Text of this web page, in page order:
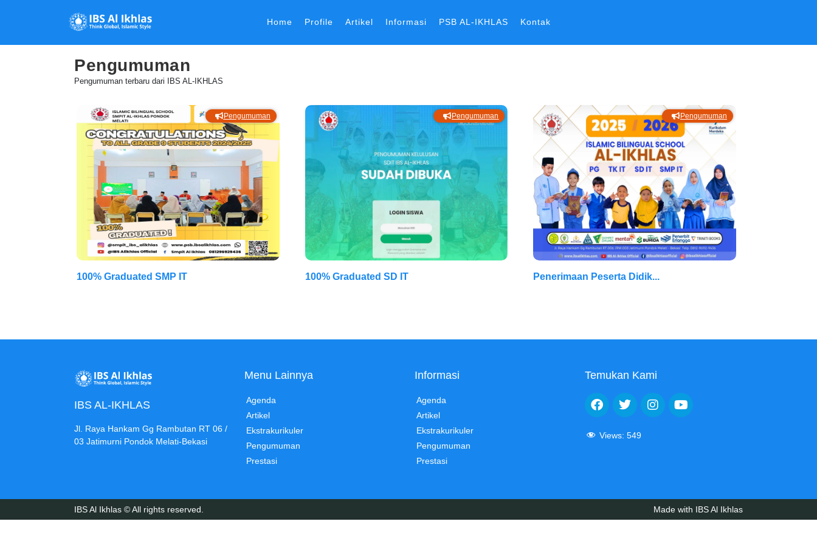
Home Profile Artikel Informasi PSB AL-IKHLAS Kontak
Pengumuman
Pengumuman terbaru dari IBS AL-IKHLAS
Pengumuman
100% Graduated SMP IT
Pengumuman
100% Graduated SD IT
Pengumuman
Penerimaan Peserta Didik...
IBS AL-IKHLAS
Jl. Raya Hankam Gg Rambutan RT 06 /
03 Jatimurni Pondok Melati-Bekasi
Menu Lainnya
Agenda
Artikel
Ekstrakurikuler
Pengumuman
Prestasi
Informasi
Agenda
Artikel
Ekstrakurikuler
Pengumuman
Prestasi
Temukan Kami
Views: 549
IBS Al Ikhlas © All rights reserved. Made with IBS Al Ikhlas